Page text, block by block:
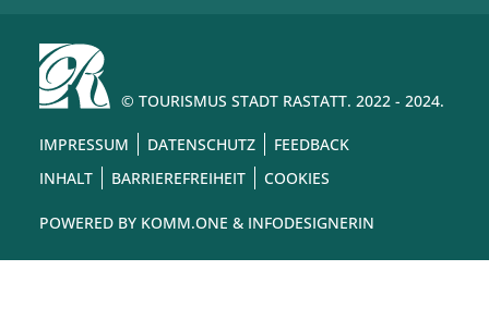
© TOURISMUS STADT RASTATT. 2022 - 2024.
IMPRESSUM DATENSCHUTZ
FEEDBACK
INHALT
BARRIEREFREIHEIT COOKIES
POWERED BY KOMM.ONE & INFODESIGNERIN